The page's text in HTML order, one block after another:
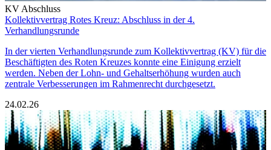
KV Abschluss
Kollektivvertrag Rotes Kreuz: Abschluss in der 4.
Verhandlungsrunde
In der vierten Verhandlungsrunde zum Kollektivvertrag (KV) für die
Beschäftigten des Roten Kreuzes konnte eine Einigung erzielt
werden. Neben der Lohn- und Gehaltserhöhung wurden auch
zentrale Verbesserungen im Rahmenrecht durchgesetzt.
24.02.26